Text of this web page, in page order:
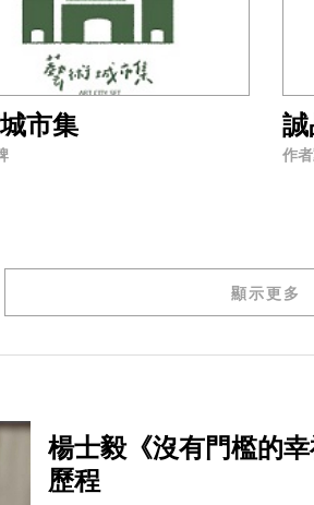
市集 誠
作
顯示更多
楊士毅《沒有門檻的
歷程